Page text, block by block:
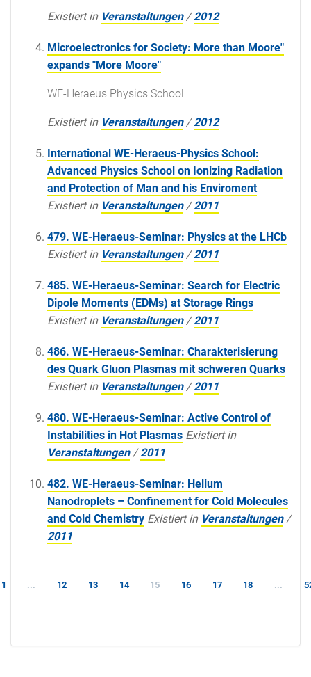
Existiert in Veranstaltungen /2012
Microelectronics for Society: More than Moore"
expands "More Moore"
WE-Heraeus Physics School
Existiert in Veranstaltungen /2012
International WE-Heraeus-Physics School:
Advanced Physics School on Ionizing Radiation
and Protection of Man and his Enviroment
Existiert in Veranstaltungen /2011
479. WE-Heraeus-Seminar: Physics at the LHCb
Existiert in Veranstaltungen /2011
485. WE-Heraeus-Seminar: Search for Electric
Dipole Moments (EDMs) at Storage Rings
Existiert in Veranstaltungen /2011
486. WE-Heraeus-Seminar: Charakterisierung
des Quark Gluon Plasmas mit schweren Quarks
Existiert in Veranstaltungen /2011
480. WE-Heraeus-Seminar: Active Control of
Instabilities in Hot Plasmas Existiert in
Veranstaltungen /2011
482. WE-Heraeus-Seminar: Helium
Nanodroplets – Confinement for Cold Molecules
and Cold Chemistry Existiert in Veranstaltungen /
2011
1 ... 12 13 14 15 16 17 18 ...